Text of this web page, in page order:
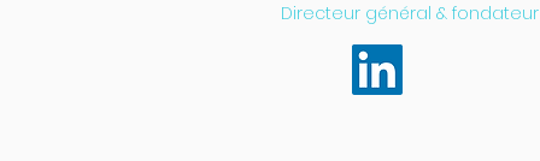
Directeur général & fondateur